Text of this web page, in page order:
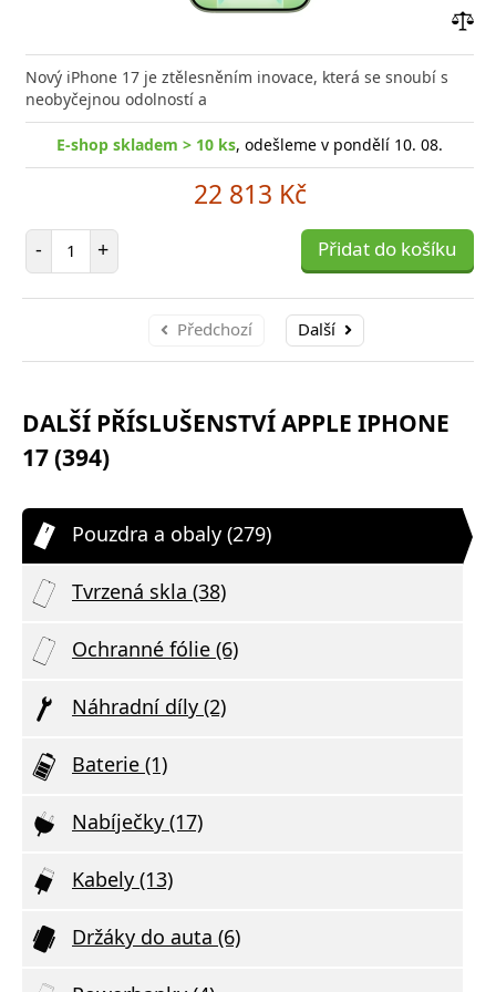
Nový iPhone 17 je ztělesněním inovace, která se snoubí s
neobyčejnou odolností a
E-shop skladem > 10 ks, odešleme v pondělí 10. 08.
22 813 Kč
- Počet položek
+ Přidat do košíku
Předchozí Další
DALŠÍ PŘÍSLUŠENSTVÍ APPLE IPHONE
17 (394)
Pouzdra a obaly (279)
Tvrzená skla (38)
Ochranné fólie (6)
Náhradní díly (2)
Baterie (1)
Nabíječky (17)
Kabely (13)
Držáky do auta (6)